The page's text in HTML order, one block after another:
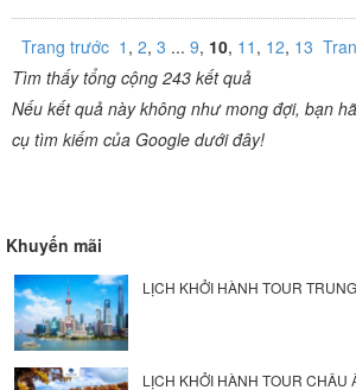
Trang trước 1 , 2, 3 ... 9, 10, 11 , 12, 13
Tìm thấy tổng cộng 243 kết quả
Nếu kết quả này không như mong đợi, bạn
cụ tìm kiếm của Google dưới đây!
Khuyến mãi
LỊCH KHỞI HÀNH TOUR
LỊCH KHỞI HÀNH TOUR CHÂU